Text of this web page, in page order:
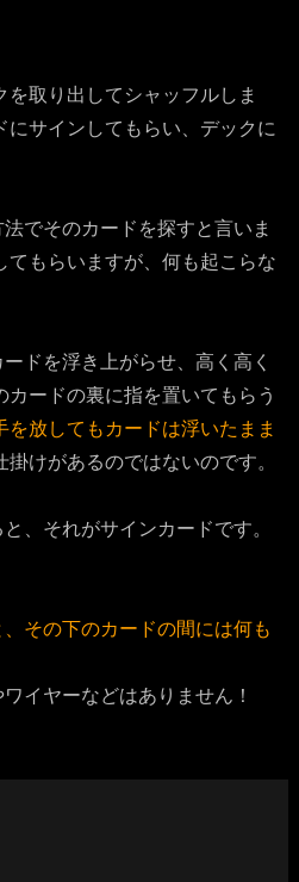
取り出してシャッフルしま
にサインしてもらい、デックに
でそのカードを探すと言いま
てもらいますが、何も起こらな
ドを浮き上がらせ、高く高く
カードの裏に指を置いてもらう
を放してもカードは浮いたまま
けがあるのではないのです。
、それがサインカードです。
その下のカードの間には何も
イヤーなどはありません！